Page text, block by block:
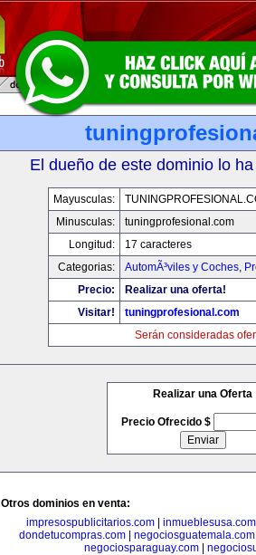
El dueño de este dominio lo
Mayusculas:
Minusculas:
tuningprofesional.com
Longitud:
17 caracteres
Categorias:
AutomÃ³viles y Coches,
Precio:
Realizar una oferta!
Visitar!
tuningprofesional.com
Serán consideradas
Realizar una Oferta
Precio Ofrecido $
Otros dominios en venta:
impresospublicitarios.com
inmueblesusa.com
dondetucompras.com| negociosguatemala.com
negociosparaguay.com